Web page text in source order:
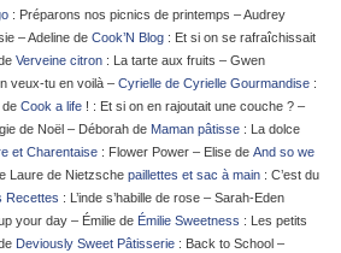
: Préparons nos picnics de printemps – Audrey
– Adeline de Cook’N Blog : Et si on se rafraîchissait
Verveine citron : La tarte aux fruits – Gwen
veux-tu en voilà – Cyrielle de Cyrielle Gourmandise :
de Cook a life ! : Et si on en rajoutait une couche ? –
de Noël – Déborah de Maman pâtisse : La dolce
et Charentaise : Flower Power – Elise de And so we
Laure de Nietzsche paillettes et sac à main : C’est du
Recettes : L’inde s’habille de rose – Sarah-Eden
your day – Émilie de Émilie Sweetness : Les petits
Deviously Sweet Pâtisserie : Back to School –